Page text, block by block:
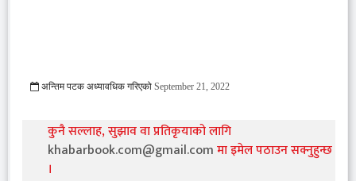
अन्तिम पटक अध्यावधिक गरिएको September 21, 2022
कुनै सल्लाह, सुझाव वा प्रतिकृयाको लागि
khabarbook.com@gmail.comमा इमेल पठाउन सक्नुहुन्छ
।